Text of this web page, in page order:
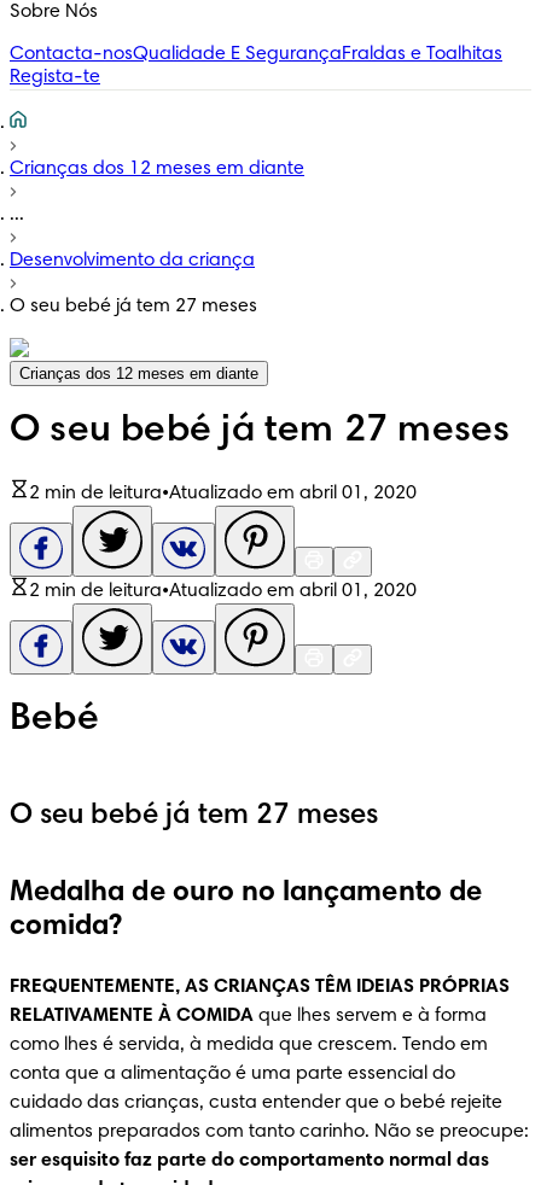
Sobre Nós
Contacta-nosQualidade E SegurançaFraldas e Toalhitas
Regista-te
Crianças dos 12 meses em diante
...
Desenvolvimento da criança
O seu bebé já tem 27 meses
Crianças dos 12 meses em diante
O seu bebé já tem 27 meses
2 min de leitura•Atualizado em abril 01, 2020
2 min de leitura•Atualizado em abril 01, 2020
Bebé
O seu bebé já tem 27 meses
Medalha de ouro no lançamento de
comida?
FREQUENTEMENTE, AS CRIANÇAS TÊM IDEIAS PRÓPRIAS
RELATIVAMENTE À COMIDA que lhes servem e à forma
como lhes é servida, à medida que crescem. Tendo em
conta que a alimentação é uma parte essencial do
cuidado das crianças, custa entender que o bebé rejeite
ser esquisito faz parte do comportamento normal das